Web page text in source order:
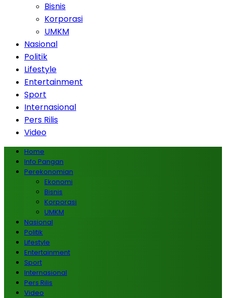
Bisnis
Korporasi
UMKM
Nasional
Politik
Lifestyle
Entertainment
Sport
Internasional
Pers Rilis
Video
Home
Info Pangan
Perekonomian
Ekonomi
Bisnis
Korporasi
UMKM
Nasional
Politik
Lifestyle
Entertainment
Sport
Internasional
Pers Rilis
Video